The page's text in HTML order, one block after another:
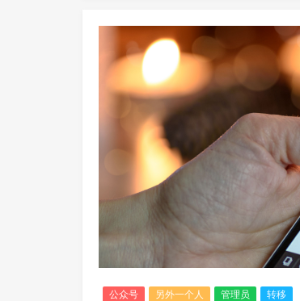
公众号 另外一个人 管理员 转移